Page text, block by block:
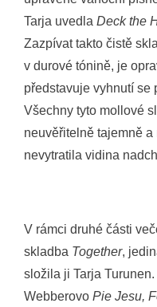
Tarja uvedla Deck the
Zazpívat takto čistě
v durové tónině, je
představuje vyhnutí se
Všechny tyto mollové
neuvěřitelně tajemně
nevytratila vidina
V rámci druhé části
skladba Together,
složila ji Tarja
Webberovo Pie Jesu,